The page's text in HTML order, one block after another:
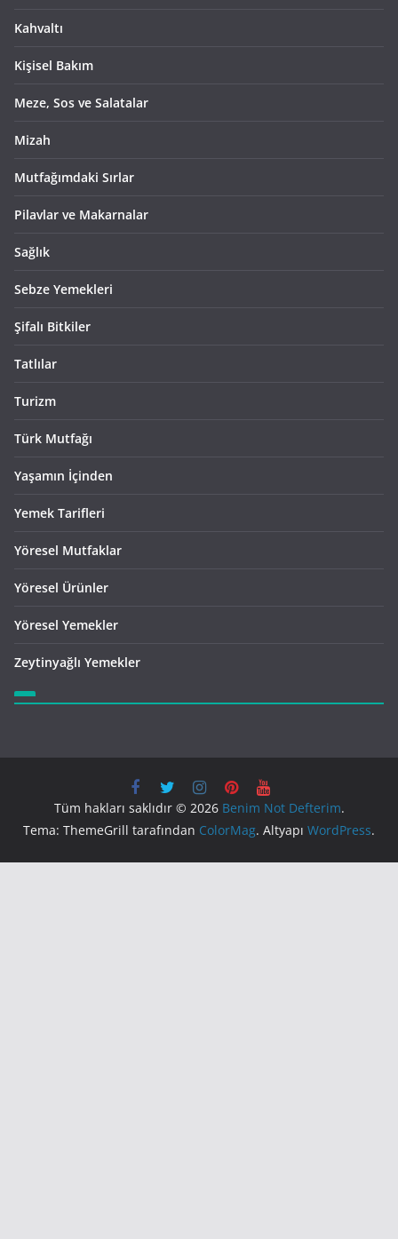
Kahvaltı
Kişisel Bakım
Meze, Sos ve Salatalar
Mizah
Mutfağımdaki Sırlar
Pilavlar ve Makarnalar
Sağlık
Sebze Yemekleri
Şifalı Bitkiler
Tatlılar
Turizm
Türk Mutfağı
Yaşamın İçinden
Yemek Tarifleri
Yöresel Mutfaklar
Yöresel Ürünler
Yöresel Yemekler
Zeytinyağlı Yemekler
Tüm hakları saklıdır © 2026 Benim Not Defterim.
Tema: ThemeGrill tarafından ColorMag. Altyapı WordPress.